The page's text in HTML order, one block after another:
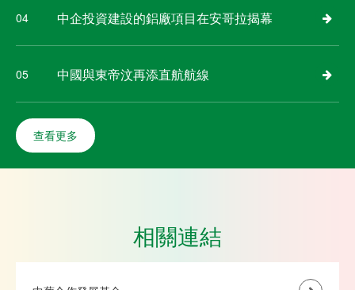
04 中企投資建設的鋁廠項目在安哥拉揭幕
05 中國與東帝汶再添直航航線
查看更多
相關連結